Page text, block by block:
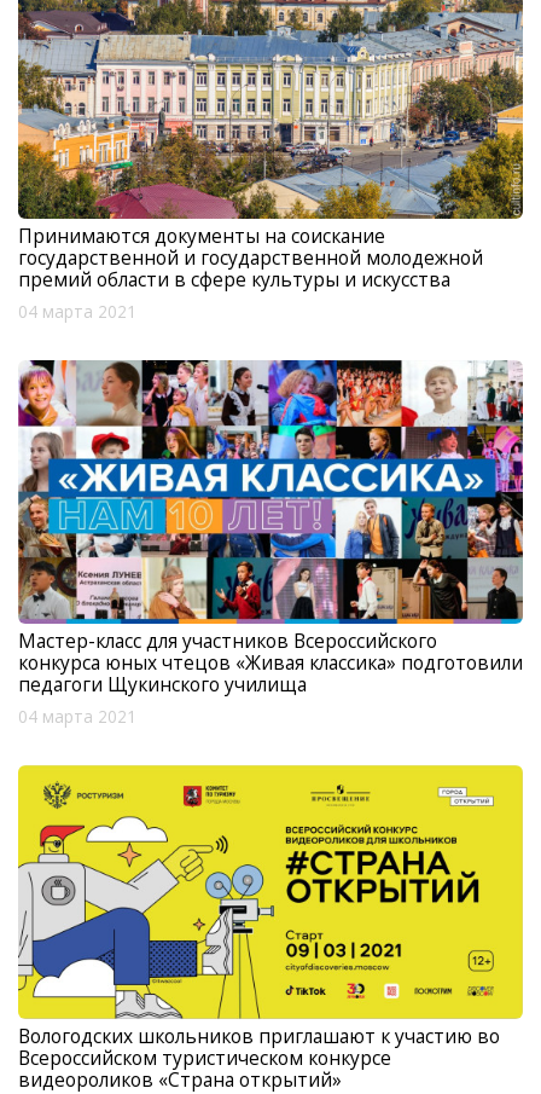
Принимаются документы на соискание
государственной и государственной молодежной
премий области в сфере культуры и искусства
04 марта 2021
Мастер-класс для участников Всероссийского
конкурса юных чтецов «Живая классика» подготовили
педагоги Щукинского училища
04 марта 2021
Вологодских школьников приглашают к участию во
Всероссийском туристическом конкурсе
видеороликов «Страна открытий»